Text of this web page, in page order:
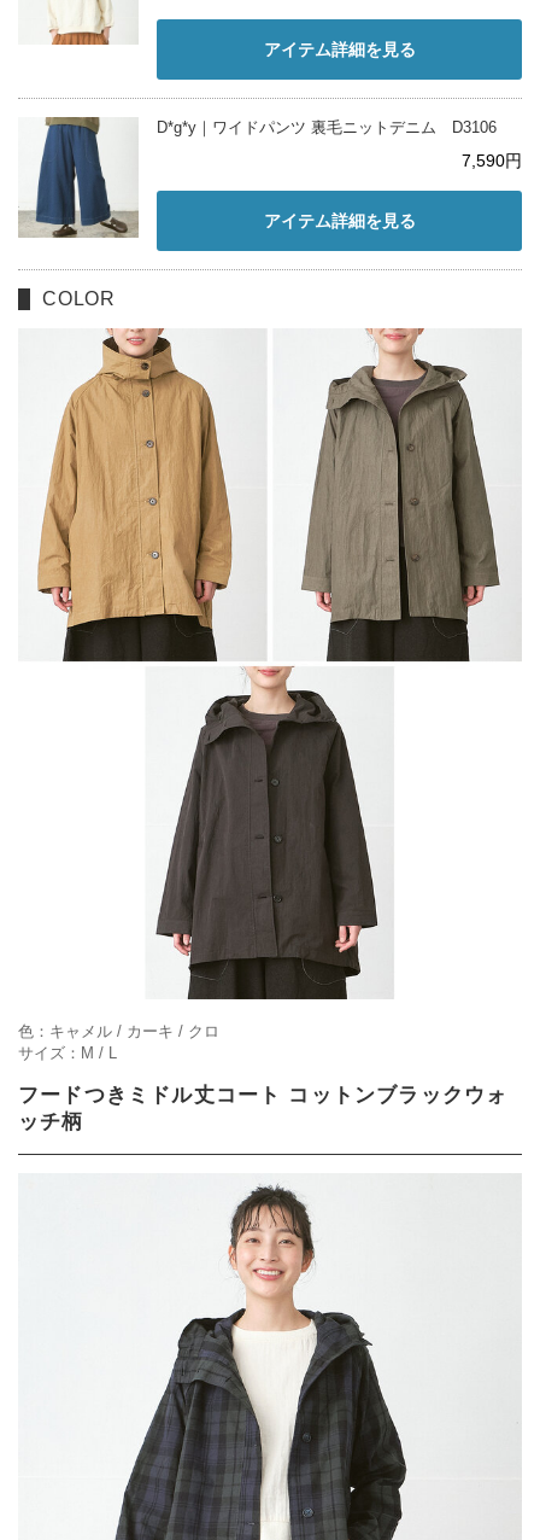
アイテム詳細を見る
D*g*y｜ワイドパンツ 裏毛ニットデニム D3106
7,590円
アイテム詳細を見る
COLOR
色：キャメル / カーキ / クロ
サイズ：M / L
フードつきミドル丈コート コットンブラックウォ
ッチ柄